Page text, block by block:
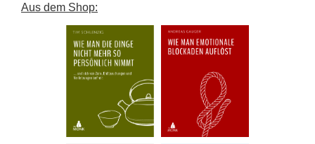
Aus dem Shop: